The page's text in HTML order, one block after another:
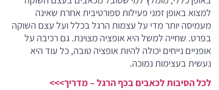
למצוא באופן זמני פעילות ספורטיבית אחרת שאינה
מעמיסה יותר מדי על עצמות הרגל בכלל ועל עצם השוקה
בפרט. שחייה למשל היא אופציה מצוינת. גם רכיבה על
אופניים נייחים יכולה להיות אופציה טובה, כל עוד היא
נעשית בעצימות נמוכה.
לכל הסיבות לכאבים בכף הרגל – מדריך>>>